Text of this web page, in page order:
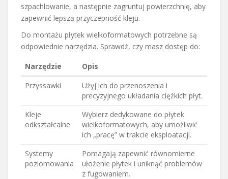
szpachlowanie, a następnie zagruntuj powierzchnię, aby
zapewnić lepszą przyczepność kleju.
Do montażu płytek wielkoformatowych potrzebne są
odpowiednie narzędzia. Sprawdź, czy masz dostęp do:
Narzędzie
Opis
Przyssawki
Użyj ich do przenoszenia i
precyzyjnego układania ciężkich płyt.
Kleje
odkształcalne
Wybierz dedykowane do płytek
wielkoformatowych, aby umożliwić
ich „pracę” w trakcie eksploatacji.
Systemy
poziomowania
Pomagają zapewnić równomierne
ułożenie płytek i uniknąć problemów
z fugowaniem.